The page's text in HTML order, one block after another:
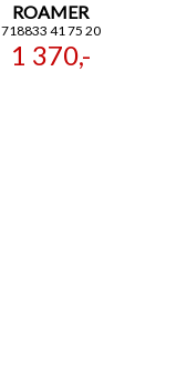
ROAMER
718833 41 75 20
1 370,-